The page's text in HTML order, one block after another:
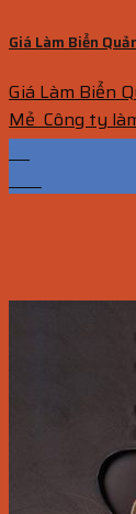
Giá Làm Biển
Giá Làm Biển
Mẻ Công ty
29
Th6